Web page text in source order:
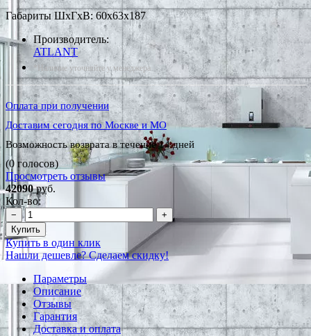
Габариты ШxГxВ: 60x63x187
Производитель:
ATLANT
*Наличие уточняйте у менеджера
Оплата при получении
Доставим сегодня по Москве и МО
Возможность возврата в течение 14 дней
(0 голосов)
Просмотреть отзывы
42090руб.
Кол-во:
−
+
Купить
Купить в один клик
Нашли дешевле? Сделаем скидку!
Параметры
Описание
Отзывы
Гарантия
Доставка и оплата